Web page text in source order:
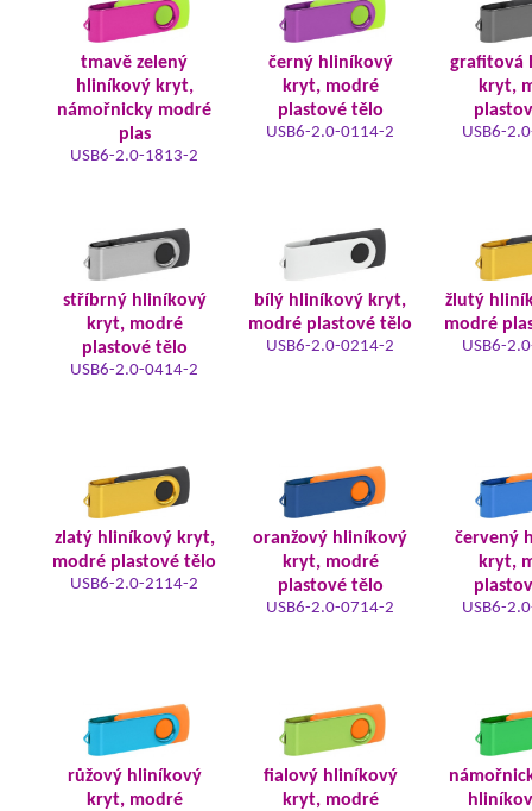
tmavě zelený
hliníkový kryt,
námořnicky modré
plas
USB6-2.0-1813-2
černý hliníkový
kryt, modré
plastové tělo
USB6-2.0-0114-2
grafitová
kryt,
USB6-
stříbrný hliníkový
kryt, modré
plastové tělo
USB6-2.0-0414-2
bílý hliníkový kryt,
modré plastové tělo
USB6-2.0-0214-2
žlutý
modré
USB6-
zlatý hliníkový kryt,
modré plastové tělo
USB6-2.0-2114-2
oranžový hliníkový
kryt, modré
plastové tělo
USB6-2.0-0714-2
červený
kryt,
USB6-
růžový hliníkový
kryt, modré
fialový hliníkový
kryt, modré